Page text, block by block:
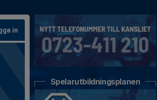
in
Spelarutbildningsplanen